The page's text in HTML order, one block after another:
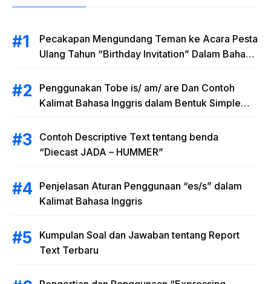
Pecakapan Mengundang Teman ke Acara Pesta
Ulang Tahun “Birthday Invitation” Dalam Bahasa
Penggunakan Tobe is/ am/ are Dan Contoh
Kalimat Bahasa Inggris dalam Bentuk Simple
Contoh Descriptive Text tentang benda
“Diecast JADA – HUMMER”
Penjelasan Aturan Penggunaan “es/s” dalam
Kalimat Bahasa Inggris
Kumpulan Soal dan Jawaban tentang Report
Text Terbaru